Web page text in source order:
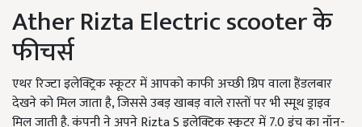
Ather Rizta Electric scooter के
फीचर्स
एथर रिज्टा इलेक्ट्रिक स्कूटर में आपको काफी अच्छी ग्रिप वाला हैंडलबार
देखने को मिल जाता है, जिससे उबड़ खाबड़ वाले रास्तों पर भी स्मूथ ड्राइव